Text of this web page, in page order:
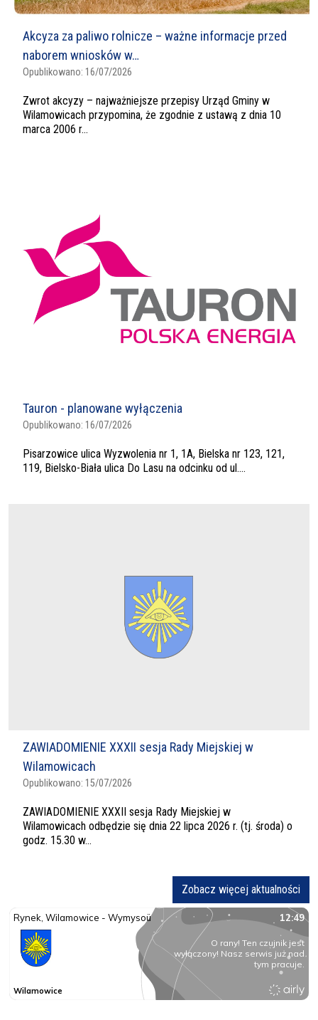
Akcyza za paliwo rolnicze – ważne informacje przed
naborem wniosków w…
Opublikowano: 16/07/2026
Zwrot akcyzy – najważniejsze przepisy Urząd Gminy w
Wilamowicach przypomina, że zgodnie z ustawą z dnia 10
marca 2006 r...
Tauron - planowane wyłączenia
Opublikowano: 16/07/2026
Pisarzowice ulica Wyzwolenia nr 1, 1A, Bielska nr 123, 121,
119, Bielsko-Biała ulica Do Lasu na odcinku od ul....
ZAWIADOMIENIE XXXII sesja Rady Miejskiej w
Wilamowicach
Opublikowano: 15/07/2026
ZAWIADOMIENIE XXXII sesja Rady Miejskiej w
Wilamowicach odbędzie się dnia 22 lipca 2026 r. (tj. środa) o
godz. 15.30 w...
Zobacz więcej aktualności